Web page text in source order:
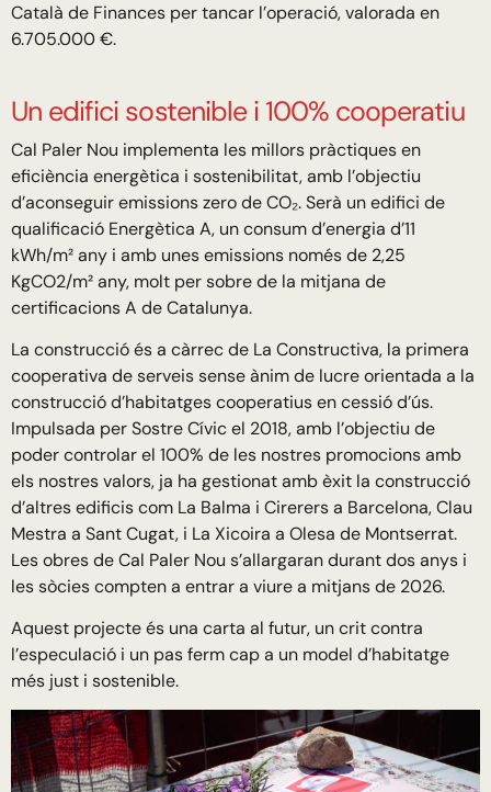
Català de Finances per tancar l’operació, valorada en
6.705.000 €.
Un edifici sostenible i 100% cooperatiu
Cal Paler Nou implementa les millors pràctiques en
eficiència energètica i sostenibilitat, amb l’objectiu
d’aconseguir emissions zero de CO₂. Serà un edifici de
qualificació Energètica A, un consum d’energia d’11
kWh/m² any i amb unes emissions només de 2,25
KgCO2/m² any, molt per sobre de la mitjana de
certificacions A de Catalunya.
La construcció és a càrrec de La Constructiva, la primera
cooperativa de serveis sense ànim de lucre orientada a la
construcció d’habitatges cooperatius en cessió d’ús.
Impulsada per Sostre Cívic el 2018, amb l’objectiu de
poder controlar el 100% de les nostres promocions amb
els nostres valors, ja ha gestionat amb èxit la construcció
d’altres edificis com La Balma i Cirerers a Barcelona, Clau
Mestra a Sant Cugat, i La Xicoira a Olesa de Montserrat.
Les obres de Cal Paler Nou s’allargaran durant dos anys i
les sòcies compten a entrar a viure a mitjans de 2026.
Aquest projecte és una carta al futur, un crit contra
l’especulació i un pas ferm cap a un model d’habitatge
més just i sostenible.